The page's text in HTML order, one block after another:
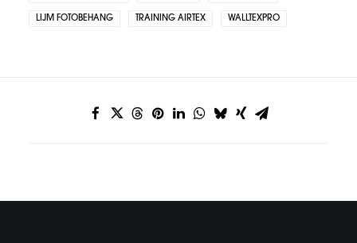
LIJM FOTOBEHANG TRAINING AIRTEX WALLTEXPRO